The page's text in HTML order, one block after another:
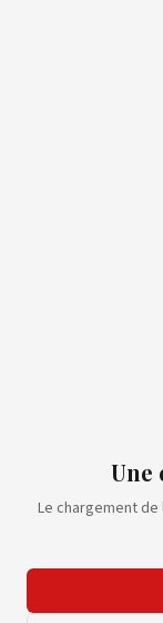
Une
Le chargement